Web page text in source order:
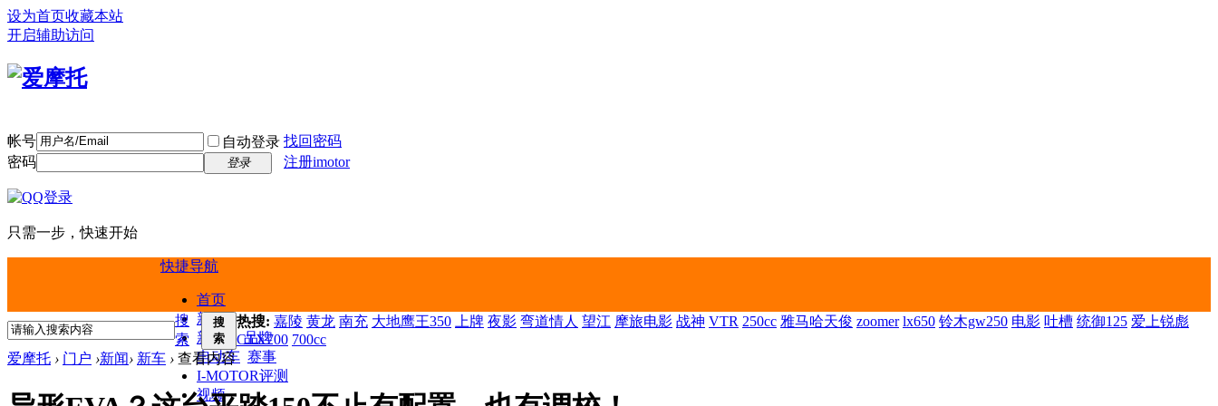
设为首页收藏本站
开启辅助访问
帐号 自动登录 找回密码
密码
登录 注册imotor
只需一步，快速开始
快捷导航
首页
新闻
新车
品牌
电动车 赛事
I-MOTOR评测
视频
搜
索
搜
索
热搜: 嘉陵 黄龙 南充 大地鹰王350 上牌 夜影 弯道情人 望江 摩旅电影 战神 VTR 250cc 雅马哈天俊 zoomer lx650 铃木gw250 电影 吐槽 统御125 爱上锐彪
CTX700 700cc
爱摩托 › 门户 ›新闻› 新车 › 查看内容